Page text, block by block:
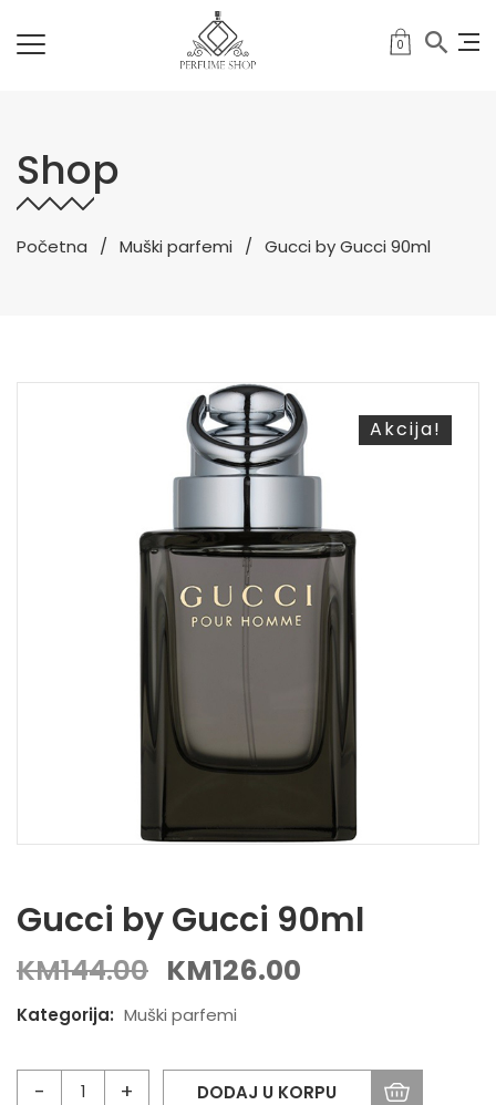
0
Shop
Početna Muški parfemi Gucci by Gucci 90ml
Akcija!
Gucci by Gucci 90ml
KM144.00 KM126.00
Kategorija: Muški parfemi
DODAJ U KORPU